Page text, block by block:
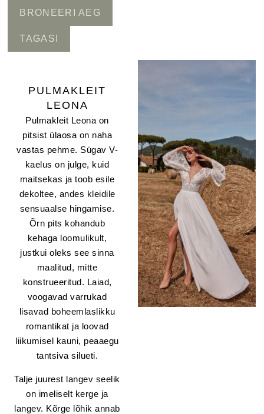
BRONEERI AEG
TAGASI
PULMAKLEIT
LEONA
Pulmakleit Leona on
pitsist ülaosa on naha
vastas pehme. Sügav V-
kaelus on julge, kuid
maitsekas ja toob esile
dekoltee, andes kleidile
sensuaalse hingamise.
Õrn pits kohandub
kehaga loomulikult,
justkui oleks see sinna
maalitud, mitte
konstrueeritud. Laiad,
voogavad varrukad
lisavad boheemlaslikku
romantikat ja loovad
liikumisel kauni, peaaegu
tantsiva silueti.
Talje juurest langev seelik
on imeliselt kerge ja
langev. Kõrge lõhik annab